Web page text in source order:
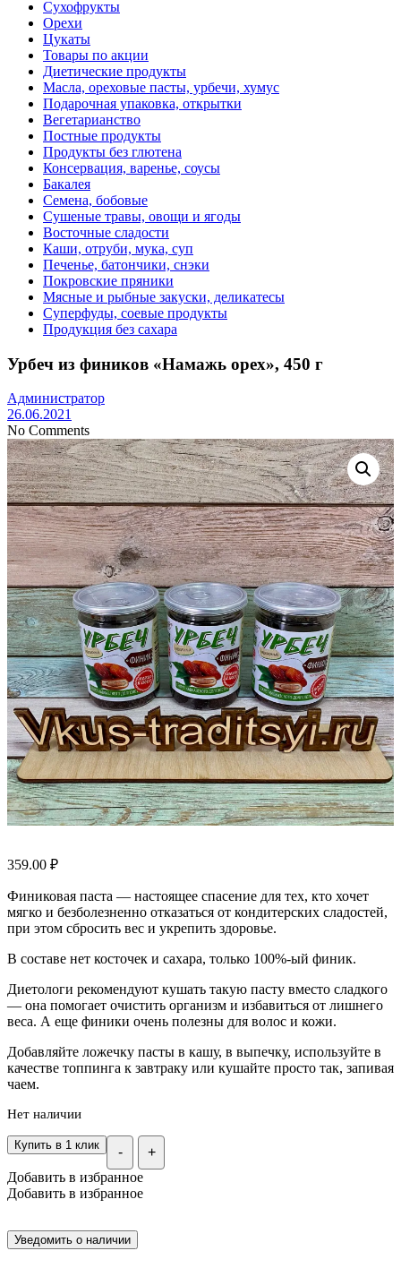
Сухофрукты
Орехи
Цукаты
Товары по акции
Диетические продукты
Масла, ореховые пасты, урбечи, хумус
Подарочная упаковка, открытки
Вегетарианство
Постные продукты
Продукты без глютена
Консервация, варенье, соусы
Бакалея
Семена, бобовые
Сушеные травы, овощи и ягоды
Восточные сладости
Каши, отруби, мука, суп
Печенье, батончики, снэки
Покровские пряники
Мясные и рыбные закуски, деликатесы
Суперфуды, соевые продукты
Продукция без сахара
Урбеч из фиников «Намажь орех», 450 г
Администратор
26.06.2021
No Comments
359.00 ₽
Финиковая паста — настоящее спасение для тех, кто хочет
мягко и безболезненно отказаться от кондитерских сладостей,
при этом сбросить вес и укрепить здоровье.
В составе нет косточек и сахара, только 100%-ый финик.
Диетологи рекомендуют кушать такую пасту вместо сладкого
— она помогает очистить организм и избавиться от лишнего
веса. А еще финики очень полезны для волос и кожи.
Добавляйте ложечку пасты в кашу, в выпечку, используйте в
качестве топпинга к завтраку или кушайте просто так, запивая
чаем.
Нет наличии
- +
Купить в 1 клик
Добавить в избранное
Добавить в избранное